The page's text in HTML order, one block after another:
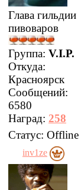
Глава гильдии
пивоваров
Группа: V.I.P.
Откуда:
Красноярск
Сообщений:
6580
Наград: 258
Статус: Offline
inv1ze